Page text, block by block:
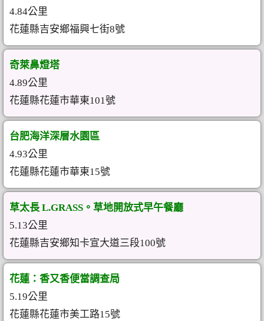
4.84公里
花蓮縣吉安鄉福興七街8號
奇萊鼻燈塔
4.89公里
花蓮縣花蓮市華東101號
台肥海洋深層水園區
4.93公里
花蓮縣花蓮市華東15號
草太長 L.GRASS。草地開放式早午餐廳
5.13公里
花蓮縣吉安鄉知卡宣大道三段100號
花蓮：香又香便當調查局
5.19公里
花蓮縣花蓮市美工路15號